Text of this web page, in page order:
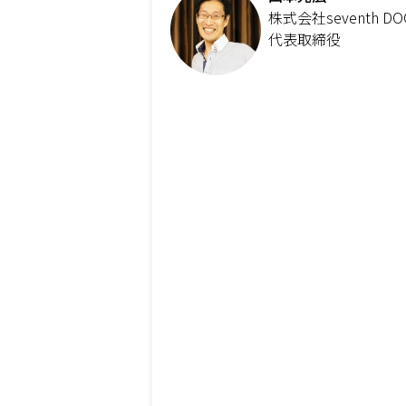
株式会社seventh
代表取締役